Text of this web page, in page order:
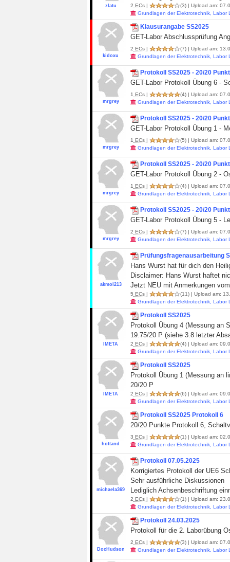
zlatu 2 ECs | (3) | Upload am:
Grundlagen der Elektrotechnik, Labor
kidoxu
Klausurangabe SS2025
GET-Labor Abschlussprüfung
2 ECs | (7) | Upload am:
Grundlagen der Elektrotechnik, Labor
mrgrey
Protokoll SS2025 - 20/20
GET-Labor Protokoll Übung 6 -
1 ECs | (4) | Upload am:
Grundlagen der Elektrotechnik, Labor
mrgrey
Protokoll SS2025 - 20/20
GET-Labor Protokoll Übung 1 -
1 ECs | (5) | Upload am:
Grundlagen der Elektrotechnik, Labor
mrgrey
Protokoll SS2025 - 20/20
GET-Labor Protokoll Übung 2 -
1 ECs | (4) | Upload am:
Grundlagen der Elektrotechnik, Labor
mrgrey
Protokoll SS2025 - 20/20
GET-Labor Protokoll Übung 5 -
2 ECs | (7) | Upload am:
Grundlagen der Elektrotechnik, Labor
akmol213
Prüfungsfragenausarbeitung
Hans Wurst hat für dich den
Disclaimer: Hans Wurst haftet
Jetzt NEU mit Anmerkungen
5 ECs | (11) | Upload am:
Grundlagen der Elektrotechnik, Labor
IMETA
Protokoll SS2025
Protokoll Übung 4 (Messung an
19.75/20 P (siehe 3.8 letzter
2 ECs | (4) | Upload am:
Grundlagen der Elektrotechnik, Labor
IMETA
Protokoll SS2025
Protokoll Übung 1 (Messung an
20/20 P
2 ECs | (6) | Upload am:
Grundlagen der Elektrotechnik, Labor
hottand
Protokoll SS2025 Protokoll 6
20/20 Punkte Protokoll 6,
3 ECs | (1) | Upload am:
Grundlagen der Elektrotechnik, Labor
michaela369
Protokoll 07.05.2025
Korrigiertes Protokoll der UE6
Sehr ausführliche Diskussionen
Lediglich Achsenbeschriftung
2 ECs | (1) | Upload am:
Grundlagen der Elektrotechnik, Labor
DocHudson
Protokoll 24.03.2025
Protokoll für die 2. Laborübung
2 ECs | (3) | Upload am:
Grundlagen der Elektrotechnik, Labor